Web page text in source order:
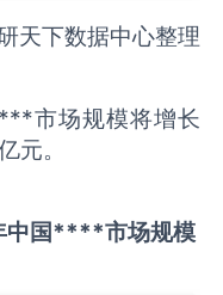
天下数据中心整理
市场规模将增长
。
国****市场规模